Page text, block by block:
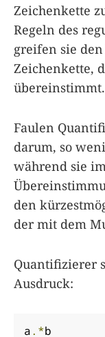
Zeichenkette
Regeln des
greifen sie
Zeichenkette,
übereinstimmt.
Faulen
darum, so
während sie
den
der mit dem
Quantifizierer
Ausdruck:
a.*b